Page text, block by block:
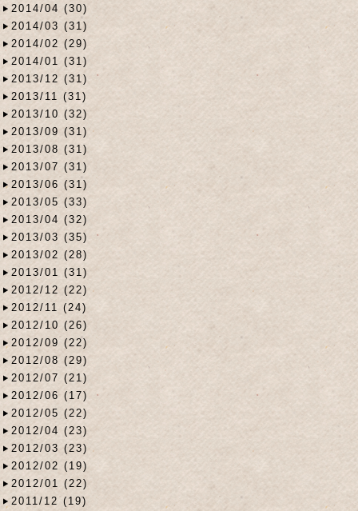
2014/04 (30)
2014/03 (31)
2014/02 (29)
2014/01 (31)
2013/12 (31)
2013/11 (31)
2013/10 (32)
2013/09 (31)
2013/08 (31)
2013/07 (31)
2013/06 (31)
2013/05 (33)
2013/04 (32)
2013/03 (35)
2013/02 (28)
2013/01 (31)
2012/12 (22)
2012/11 (24)
2012/10 (26)
2012/09 (22)
2012/08 (29)
2012/07 (21)
2012/06 (17)
2012/05 (22)
2012/04 (23)
2012/03 (23)
2012/02 (19)
2012/01 (22)
2011/12 (19)